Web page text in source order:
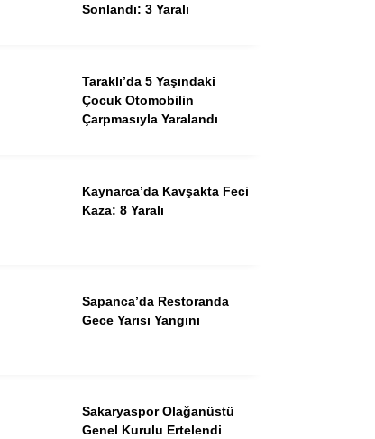
Sonlandı: 3 Yaralı
Taraklı’da 5 Yaşındaki
Çocuk Otomobilin
Çarpmasıyla Yaralandı
Kaynarca’da Kavşakta Feci
Kaza: 8 Yaralı
Sapanca’da Restoranda
Gece Yarısı Yangını
Sakaryaspor Olağanüstü
Genel Kurulu Ertelendi